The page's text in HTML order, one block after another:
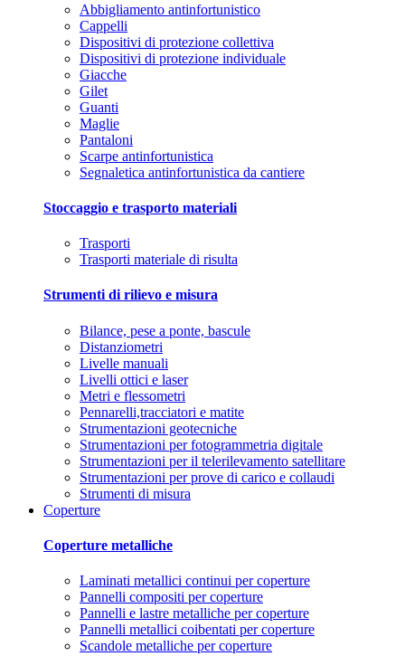
Abbigliamento antinfortunistico
Cappelli
Dispositivi di protezione collettiva
Dispositivi di protezione individuale
Giacche
Gilet
Guanti
Maglie
Pantaloni
Scarpe antinfortunistica
Segnaletica antinfortunistica da cantiere
Stoccaggio e trasporto materiali
Trasporti
Trasporti materiale di risulta
Strumenti di rilievo e misura
Bilance, pese a ponte, bascule
Distanziometri
Livelle manuali
Livelli ottici e laser
Metri e flessometri
Pennarelli,tracciatori e matite
Strumentazioni geotecniche
Strumentazioni per fotogrammetria digitale
Strumentazioni per il telerilevamento satellitare
Strumentazioni per prove di carico e collaudi
Strumenti di misura
Coperture
Coperture metalliche
Laminati metallici continui per coperture
Pannelli compositi per coperture
Pannelli e lastre metalliche per coperture
Pannelli metallici coibentati per coperture
Scandole metalliche per coperture